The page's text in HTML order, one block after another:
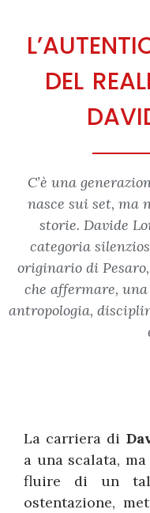
DEL
C’è una
nasce sui set, ma
storie. Davide
categoria
originario di
che affermare,
antropologia,
La carriera di
a una scalata,
fluire di un
ostentazione,